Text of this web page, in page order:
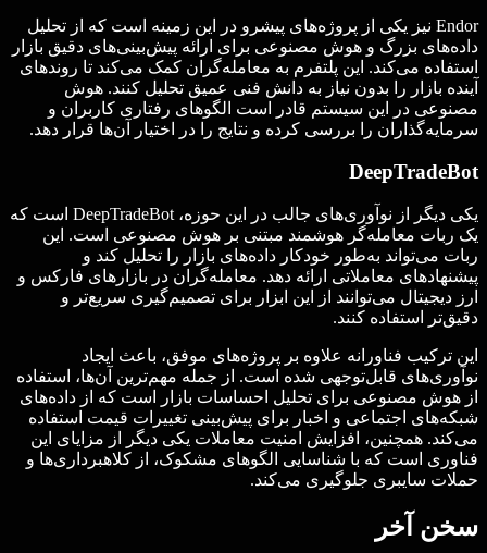
Endor نیز یکی از پروژه‌های پیشرو در این زمینه است که از تحلیل
داده‌های بزرگ و هوش مصنوعی برای ارائه پیش‌بینی‌های دقیق بازار
استفاده می‌کند. این پلتفرم به معامله‌گران کمک می‌کند تا روندهای
آینده بازار را بدون نیاز به دانش فنی عمیق تحلیل کنند. هوش
مصنوعی در این سیستم قادر است الگوهای رفتاری کاربران و
سرمایه‌گذاران را بررسی کرده و نتایج را در اختیار آن‌ها قرار دهد.
DeepTradeBot
یکی دیگر از نوآوری‌های جالب در این حوزه، DeepTradeBot است که
یک ربات معامله‌گر هوشمند مبتنی بر هوش مصنوعی است. این
ربات می‌تواند به‌طور خودکار داده‌های بازار را تحلیل کند و
پیشنهادهای معاملاتی ارائه دهد. معامله‌گران در بازارهای فارکس و
ارز دیجیتال می‌توانند از این ابزار برای تصمیم‌گیری سریع‌تر و
دقیق‌تر استفاده کنند.
این ترکیب فناورانه علاوه بر پروژه‌های موفق، باعث ایجاد
نوآوری‌های قابل‌توجهی شده است. از جمله مهم‌ترین آن‌ها، استفاده
از هوش مصنوعی برای تحلیل احساسات بازار است که از داده‌های
شبکه‌های اجتماعی و اخبار برای پیش‌بینی تغییرات قیمت استفاده
می‌کند. همچنین، افزایش امنیت معاملات یکی دیگر از مزایای این
فناوری است که با شناسایی الگوهای مشکوک، از کلاهبرداری‌ها و
حملات سایبری جلوگیری می‌کند.
سخن آخر